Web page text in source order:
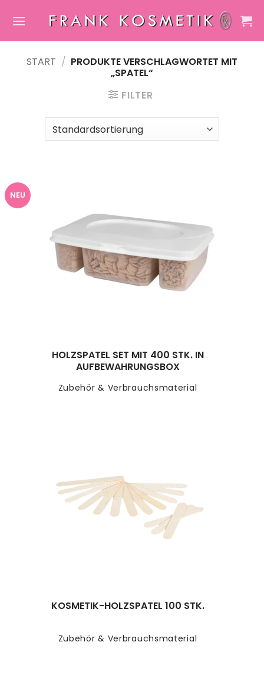
Inhalt
START / PRODUKTE VERSCHLAGWORTET MIT
„SPATEL“
FILTER
NEU
Zubehör & Verbrauchsmaterial
HOLZSPATEL SET MIT 400 STK. IN
AUFBEWAHRUNGSBOX
Zubehör & Verbrauchsmaterial
KOSMETIK-HOLZSPATEL 100 STK.